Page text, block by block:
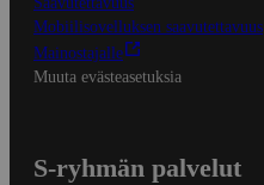
Mobiilisovelluksen saavutettavuus
Mainostajalle
Muuta evästeasetuksia
S-ryhmän palvelut